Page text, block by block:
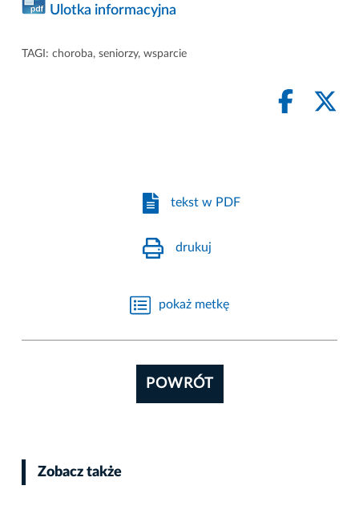
Ulotka informacyjna
TAGI: choroba, seniorzy, wsparcie
tekst w PDF
drukuj
pokaż metkę
POWRÓT
Zobacz także